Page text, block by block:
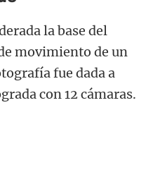
la base del
movimiento de un
fue dada a
con 12 cámaras.